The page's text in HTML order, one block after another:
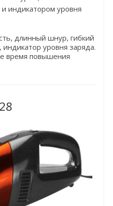
индикатором уровня
длинный шнур, гибкий
индикатор уровня заряда.
время повышения